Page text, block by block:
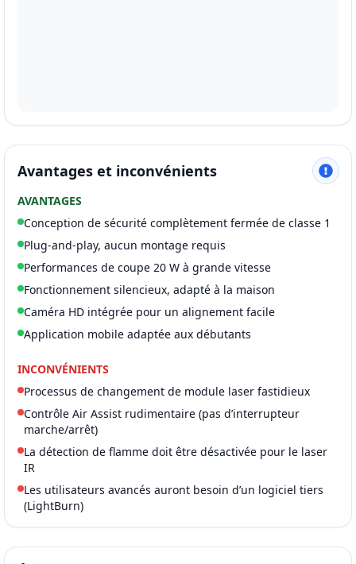
Avantages et inconvénients
AVANTAGES
Conception de sécurité complètement fermée de classe 1
Plug-and-play, aucun montage requis
Performances de coupe 20 W à grande vitesse
Fonctionnement silencieux, adapté à la maison
Caméra HD intégrée pour un alignement facile
Application mobile adaptée aux débutants
INCONVÉNIENTS
Processus de changement de module laser fastidieux
Contrôle Air Assist rudimentaire (pas d’interrupteur
marche/arrêt)
La détection de flamme doit être désactivée pour le laser
IR
Les utilisateurs avancés auront besoin d’un logiciel tiers
(LightBurn)